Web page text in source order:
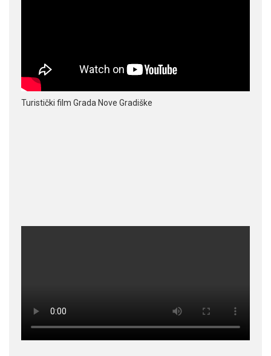
Turistički film Grada Nove Gradiške